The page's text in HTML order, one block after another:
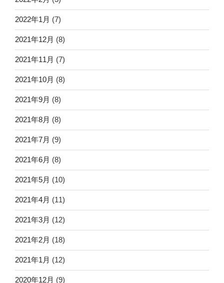
2022年1月 (7)
2021年12月 (8)
2021年11月 (7)
2021年10月 (8)
2021年9月 (8)
2021年8月 (8)
2021年7月 (9)
2021年6月 (8)
2021年5月 (10)
2021年4月 (11)
2021年3月 (12)
2021年2月 (18)
2021年1月 (12)
2020年12月 (9)